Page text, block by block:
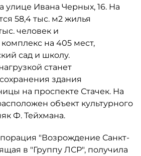
улице Ивана Черных, 16. На
58,4 тыс. м2 жилья
человек и
на 405 мест,
сад и школу.
станет
здания
на проспекте Стачек. На
объект культурного
Ф. Тейхмана.
"Возрождение Санкт-
в "Группу ЛСР", получила